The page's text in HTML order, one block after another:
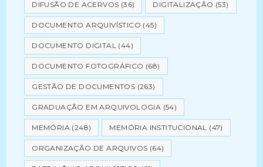
DIFUSÃO DE ACERVOS (36) DIGITALIZAÇÃO (53)
DOCUMENTO ARQUIVÍSTICO (45)
DOCUMENTO DIGITAL (44)
DOCUMENTO FOTOGRÁFICO (68)
GESTÃO DE DOCUMENTOS (263)
GRADUAÇÃO EM ARQUIVOLOGIA (54)
MEMÓRIA (248) MEMÓRIA INSTITUCIONAL (47)
ORGANIZAÇÃO DE ARQUIVOS (64)